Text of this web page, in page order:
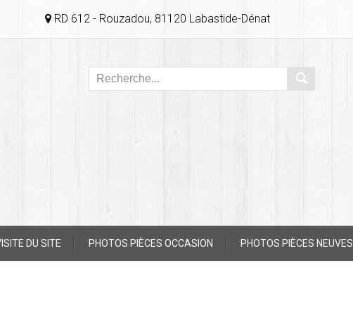
RD 612 - Rouzadou, 81120 Labastide-Dénat
DU SITE PHOTOS PIÈCES OCCASION PHOTOS PIÈCES NEUVES